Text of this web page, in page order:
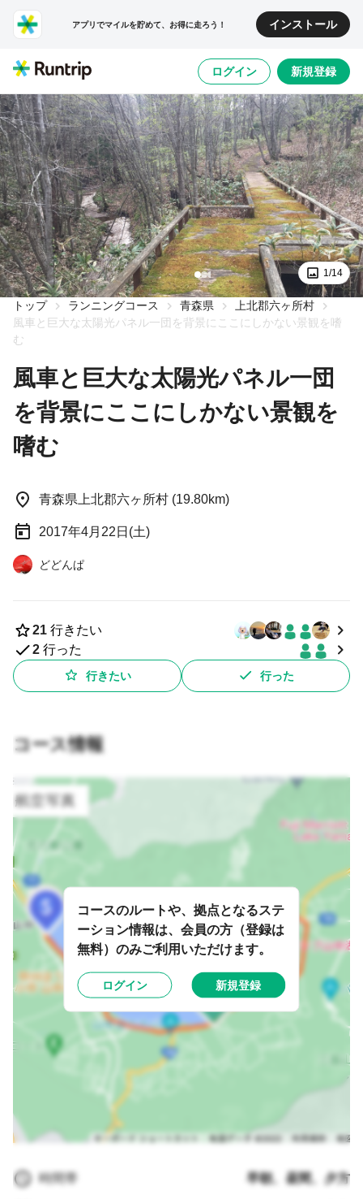
アプリでマイルを貯めて、お得に走ろう！ インストール
ログイン 新規登録
1/14
トップ ランニングコース 青森県
上北郡六ヶ所村
風車と巨大な太陽光パネル一団を背景にここにしかない景観を嗜
む
風車と巨大な太陽光パネル一団
を背景にここにしかない景観を
嗜む
青森県上北郡六ヶ所村 (19.80km)
2017年4月22日(土)
どどんぱ
21 行きたい
2 行った
行きたい 行った
コース情報
時間帯 早朝、昼間、夕方
コースのルートや、拠点となるステ
ーション情報は、会員の方（登録は
無料）のみご利用いただけます。
ログイン 新規登録